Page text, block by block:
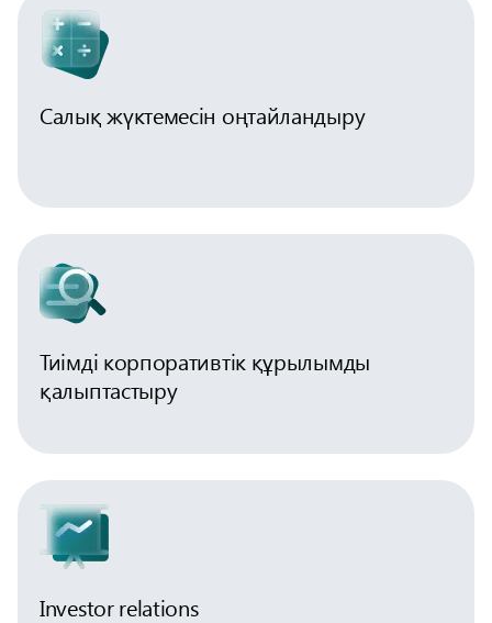
Салық жүктемесін оңтайландыру
Тиімді корпоративтік құрылымды
қалыптастыру
Investor relations